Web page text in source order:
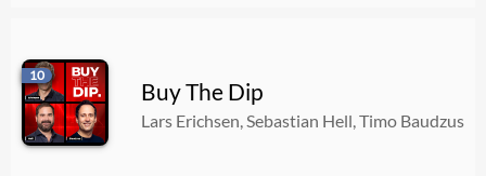
10
Buy The Dip
Lars Erichsen, Sebastian Hell, Timo Baudzus